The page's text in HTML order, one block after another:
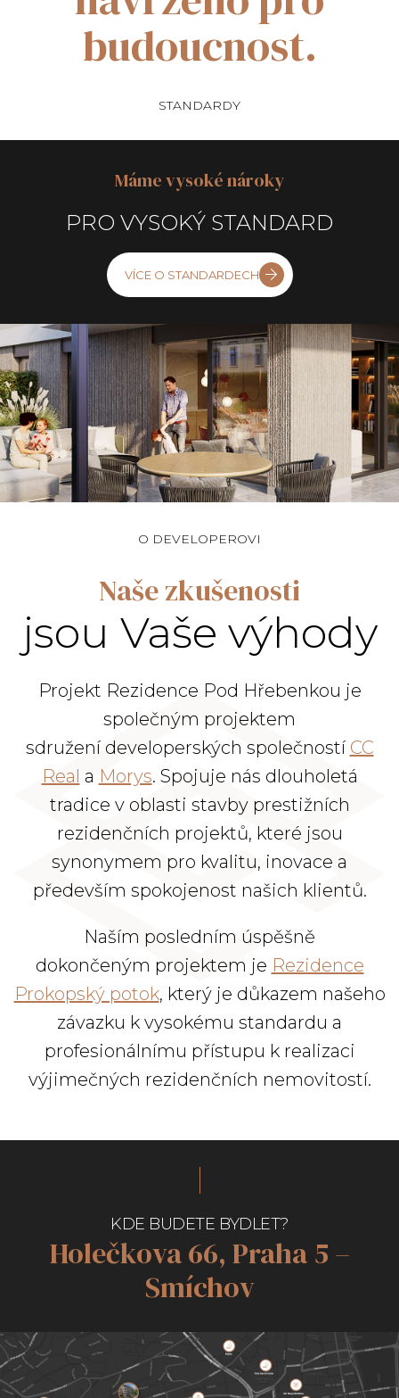
budoucnost.
STANDARDY
Máme vysoké nároky
PRO VYSOKÝ STANDARD
VÍCE O STANDARDECH
O DEVELOPEROVI
Naše zkušenosti
jsou Vaše výhody
Projekt Rezidence Pod Hřebenkou je
společným projektem
sdružení developerských společností CC
Real a Morys. Spojuje nás dlouholetá
tradice v oblasti stavby prestižních
rezidenčních projektů, které jsou
synonymem pro kvalitu, inovace a
především spokojenost našich klientů.
Naším posledním úspěšně
dokončeným projektem je Rezidence
Prokopský potok, který je důkazem našeho
závazku k vysokému standardu a
profesionálnímu přístupu k realizaci
výjimečných rezidenčních nemovitostí.
KDE BUDETE BYDLET?
Holečkova 66, Praha 5 –
Smíchov